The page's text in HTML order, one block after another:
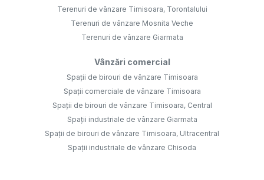
Terenuri de vânzare Timisoara, Torontalului
Terenuri de vânzare Mosnita Veche
Terenuri de vânzare Giarmata
Vânzări comercial
Spații de birouri de vânzare Timisoara
Spații comerciale de vânzare Timisoara
Spații de birouri de vânzare Timisoara, Central
Spații industriale de vânzare Giarmata
Spații de birouri de vânzare Timisoara, Ultracentral
Spații industriale de vânzare Chisoda